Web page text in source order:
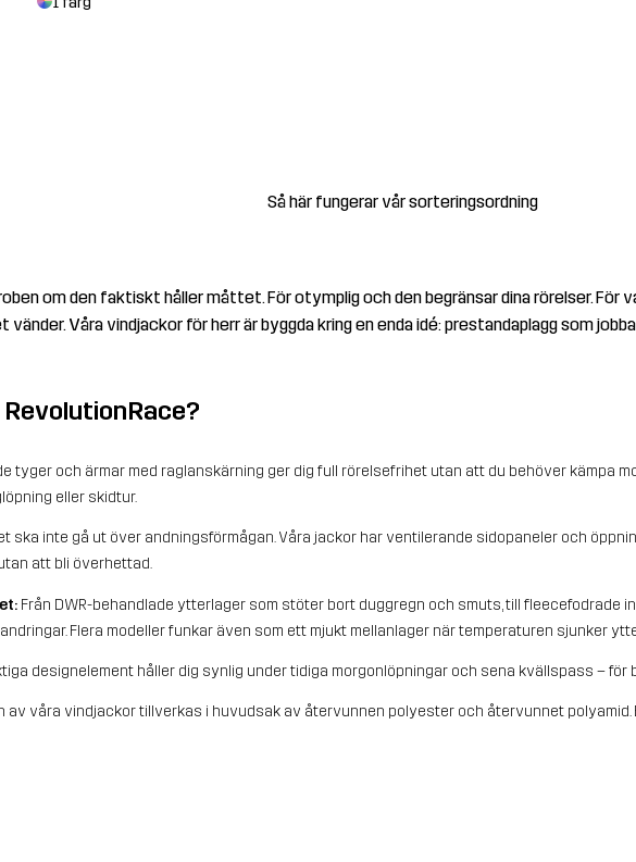
Så här fungerar vår sorteringsordning
om den faktiskt håller måttet. För otymplig och den begränsar dina rörelser. För
Våra vindjackor för herr är byggda kring en enda idé: prestandaplagg som
tyger och ärmar med raglanskärning ger dig full rörelsefrihet utan att du behöver kämpa
eller skidtur.
ska inte gå ut över andningsförmågan. Våra jackor har ventilerande sidopaneler och
att bli överhettad.
Från DWR-behandlade ytterlager som stöter bort duggregn och smuts, till
Flera modeller funkar även som ett mjukt mellanlager när temperaturen sjunker
designelement håller dig synlig under tidiga morgonlöpningar och sena kvällspass – för
av våra vindjackor tillverkas i huvudsak av återvunnen polyester och återvunnet